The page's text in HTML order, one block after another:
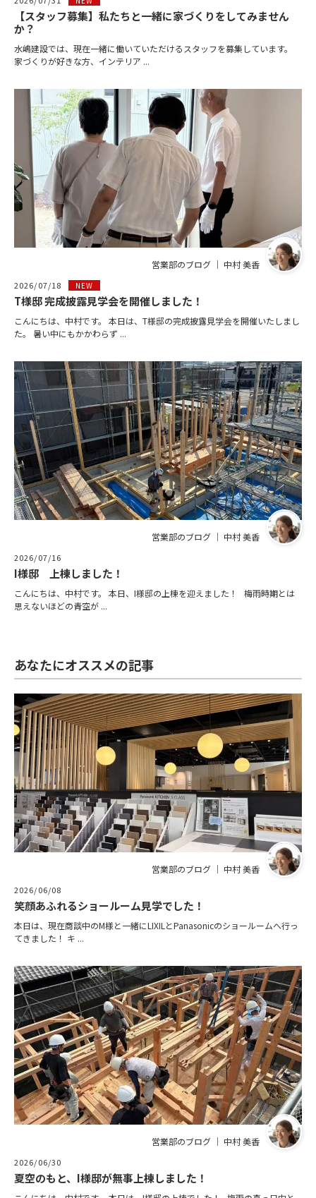
【スタッフ募集】私たちと一緒に家づくりをしてみません
か？
水嶋建設では、現在一緒に働いていただけるスタッフを募集しています。
家づくりが好きな方、インテリア ...
営業部のブログ ｜ 中村 美香
2026/07/18 NEW
T様邸 完成披露見学会を開催しました！
こんにちは、中村です。 本日は、T様邸の完成披露見学会を開催いたしまし
た。 暑い中にもかかわらず ...
営業部のブログ ｜ 中村 美香
2026/07/16
I様邸 上棟しました！
こんにちは、中村です。 本日、I様邸の上棟を迎えました！ 梅雨時期とは
思えないほどの青空が ...
あなたにオススメの記事
営業部のブログ ｜ 中村 美香
2026/06/08
笑顔あふれるショールーム見学でした！
本日は、現在商談中のM様と一緒にLIXILとPanasonicのショールームへ行っ
てきました！ キ ...
営業部のブログ ｜ 中村 美香
2026/06/30
夏空のもと、I様邸が無事上棟しました！